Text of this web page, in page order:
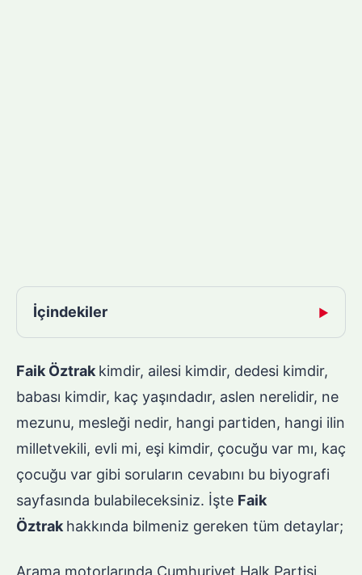
İçindekiler ▶
Faik Öztrakkimdir, ailesi kimdir, dedesi kimdir,
babası kimdir, kaç yaşındadır, aslen nerelidir, ne
mezunu, mesleği nedir, hangi partiden, hangi ilin
milletvekili, evli mi, eşi kimdir, çocuğu var mı, kaç
çocuğu var gibi soruların cevabını bu biyografi
sayfasında bulabileceksiniz. İşte Faik
Öztrakhakkında bilmeniz gereken tüm detaylar;